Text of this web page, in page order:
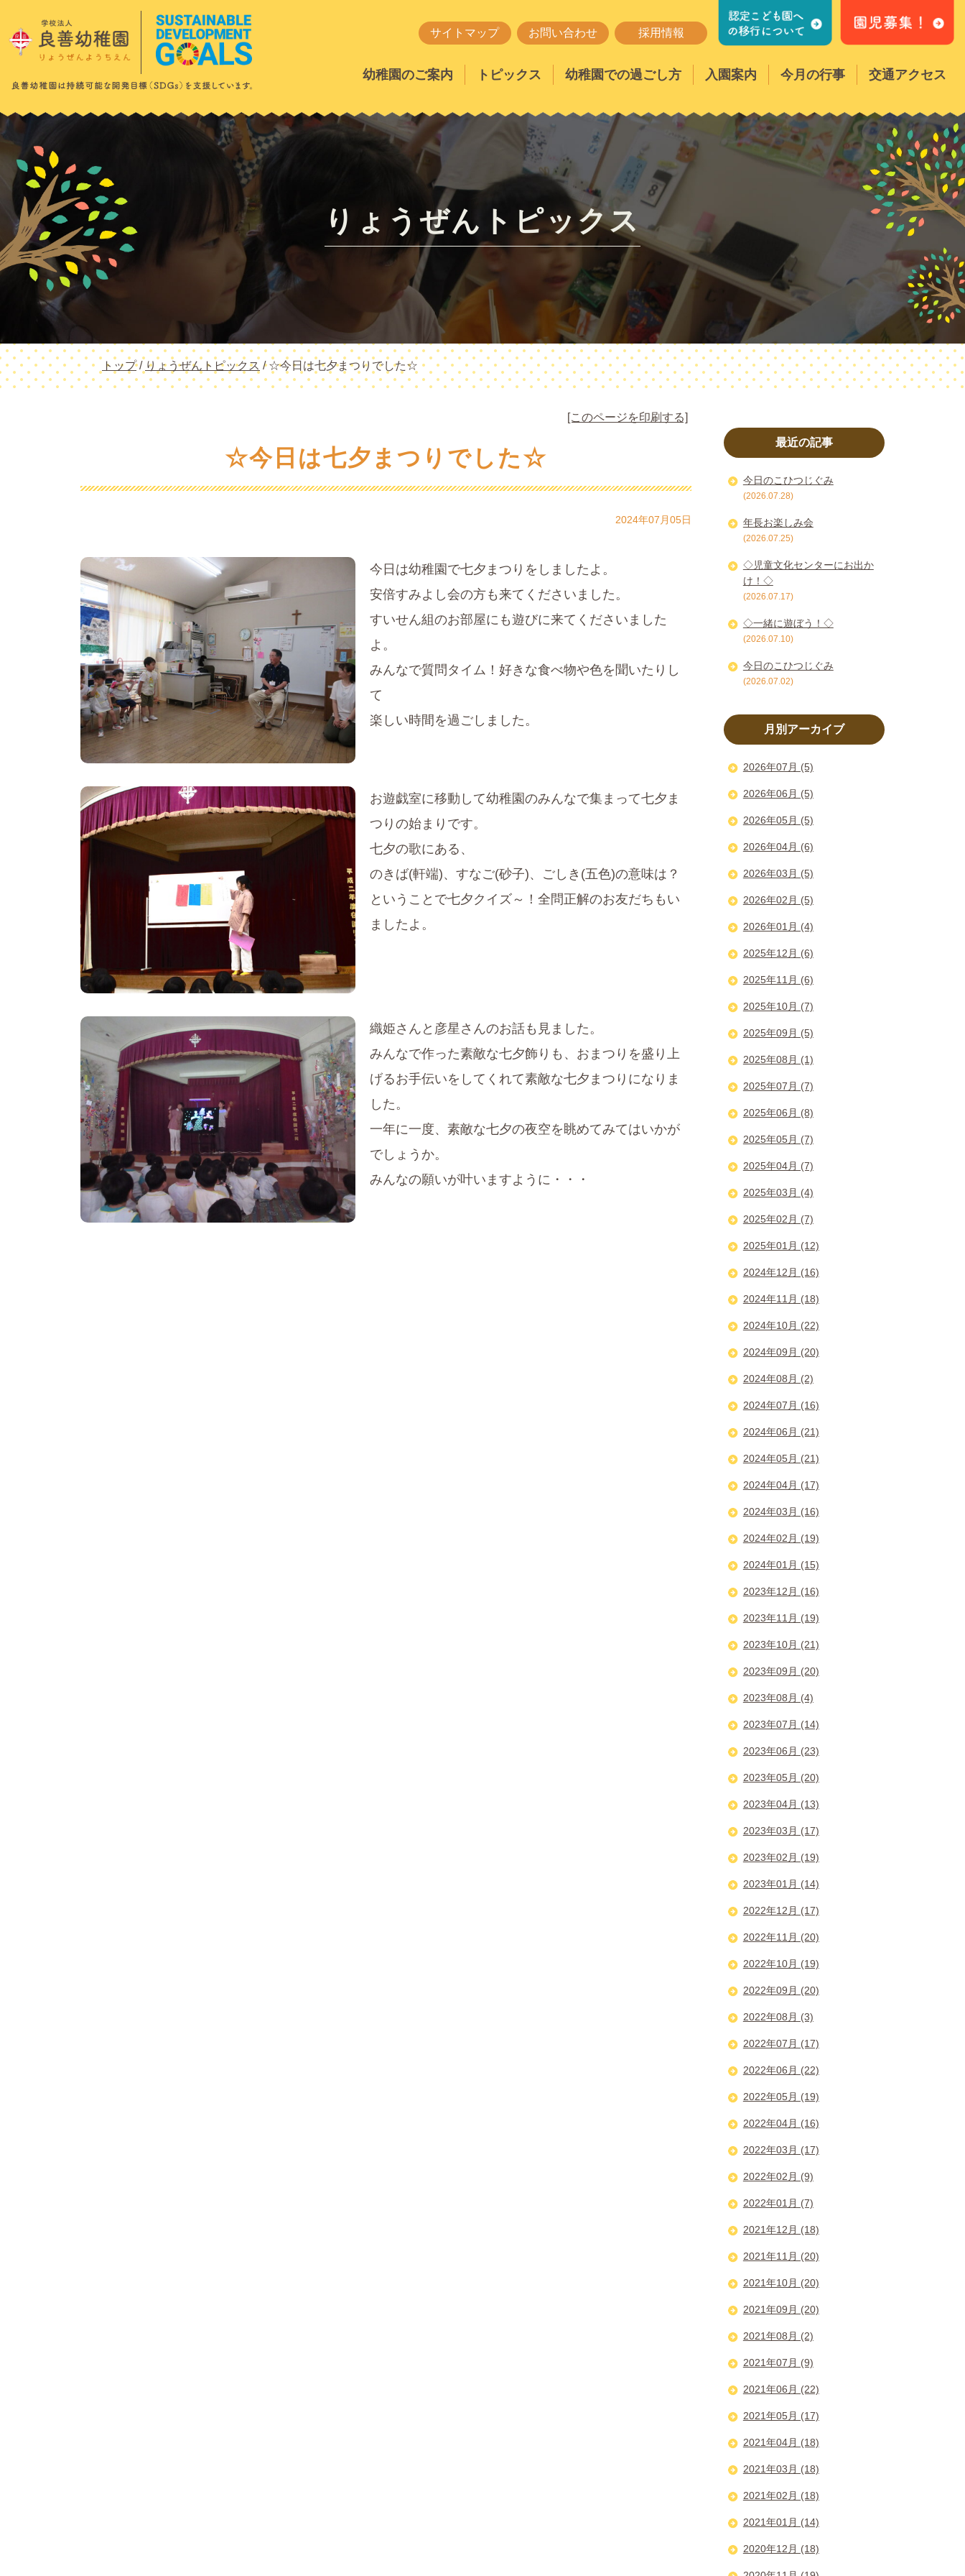
サイトマップ お問い合わせ 採用情報
幼稚園のご案内 トピックス 幼稚園での過ごし方 入園案内 今月の行事 交通アクセス
りょうぜんトピックス
現
在
トップ/ りょうぜんトピックス /☆今日は七夕まつりでした☆
[このページを印刷する]
☆今日は七夕まつりでした☆
2024年07月05日
今日は幼稚園で七夕まつりをしましたよ。
安倍すみよし会の方も来てくださいました。
すいせん組のお部屋にも遊びに来てくださいました
よ。
みんなで質問タイム！好きな食べ物や色を聞いたりし
て
楽しい時間を過ごしました。
お遊戯室に移動して幼稚園のみんなで集まって七夕ま
つりの始まりです。
七夕の歌にある、
のきば(軒端)、すなご(砂子)、ごしき(五色)の意味は？
ということで七夕クイズ～！全問正解のお友だちもい
ましたよ。
織姫さんと彦星さんのお話も見ました。
みんなで作った素敵な七夕飾りも、おまつりを盛り上
げるお手伝いをしてくれて素敵な七夕まつりになりま
した。
一年に一度、素敵な七夕の夜空を眺めてみてはいかが
でしょうか。
みんなの願いが叶いますように・・・
最近の記事
今日のこひつじぐみ
(2026.07.28)
年長お楽しみ会
(2026.07.25)
◇児童文化センターにお出か
け！◇
(2026.07.17)
◇一緒に遊ぼう！◇
(2026.07.10)
今日のこひつじぐみ
(2026.07.02)
月別アーカイブ
2026年07月 (5)
2026年06月 (5)
2026年05月 (5)
2026年04月 (6)
2026年03月 (5)
2026年02月 (5)
2026年01月 (4)
2025年12月 (6)
2025年11月 (6)
2025年10月 (7)
2025年09月 (5)
2025年08月 (1)
2025年07月 (7)
2025年06月 (8)
2025年05月 (7)
2025年04月 (7)
2025年03月 (4)
2025年02月 (7)
2025年01月 (12)
2024年12月 (16)
2024年11月 (18)
2024年10月 (22)
2024年09月 (20)
2024年08月 (2)
2024年07月 (16)
2024年06月 (21)
2024年05月 (21)
2024年04月 (17)
2024年03月 (16)
2024年02月 (19)
2024年01月 (15)
2023年12月 (16)
2023年11月 (19)
2023年10月 (21)
2023年09月 (20)
2023年08月 (4)
2023年07月 (14)
2023年06月 (23)
2023年05月 (20)
2023年04月 (13)
2023年03月 (17)
2023年02月 (19)
2023年01月 (14)
2022年12月 (17)
2022年11月 (20)
2022年10月 (19)
2022年09月 (20)
2022年08月 (3)
2022年07月 (17)
2022年06月 (22)
2022年05月 (19)
2022年04月 (16)
2022年03月 (17)
2022年02月 (9)
2022年01月 (7)
2021年12月 (18)
2021年11月 (20)
2021年10月 (20)
2021年09月 (20)
2021年08月 (2)
2021年07月 (9)
2021年06月 (22)
2021年05月 (17)
2021年04月 (18)
2021年03月 (18)
2021年02月 (18)
2021年01月 (14)
2020年12月 (18)